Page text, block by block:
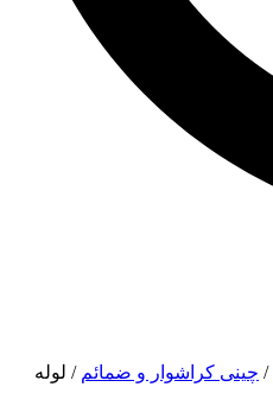
/ چینی کراشوار و ضمائم / لوله